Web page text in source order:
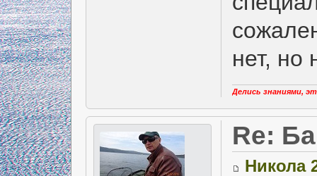
нет, но
Делись знаниями,
Re:
Никола